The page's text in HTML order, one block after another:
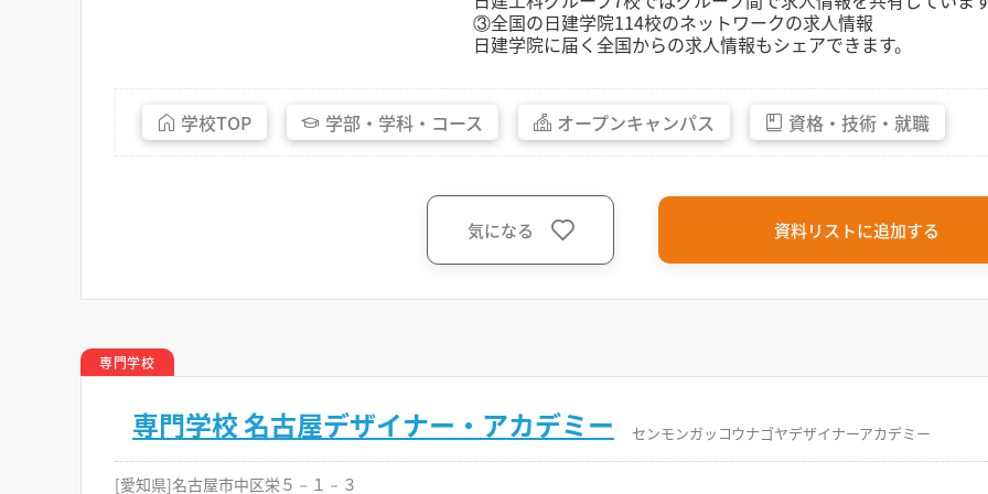
③全国の日建学院114校のネットワークの求人情報
日建学院に届く全国からの求人情報もシェアできます。
学校TOP 学部・ 学科・ コース オープンキャンパス 資格・ 技術・ 就職
気になる 資料リストに追加する
専門学校
専門学校 名古屋デザイナー・アカデミー センモンガッコウナゴヤデザイナーアカデミー
[愛知県]名古屋市中区栄５－１－３